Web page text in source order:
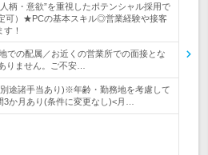
人柄・意欲”を重視したポテンシャル採用で
可）★PCの基本スキル◎営業経験や接客
！
での配属／お近くの営業所での面接とな
りません。ご不安…
途諸手当あり)※年齢・勤務地を考慮して
か月あり(条件に変更なし)<月…